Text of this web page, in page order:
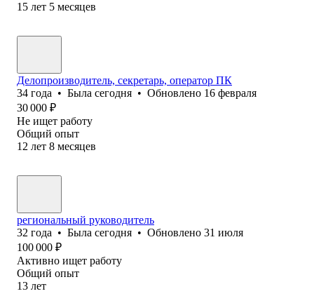
15 лет 5 месяцев
Делопроизводитель, секретарь, оператор ПК
34 года • Была сегодня • Обновлено 16 февраля
30 000 ₽
Не ищет работу
Общий опыт
12 лет 8 месяцев
региональный руководитель
32 года • Была сегодня • Обновлено 31 июля
100 000 ₽
Активно ищет работу
Общий опыт
13 лет